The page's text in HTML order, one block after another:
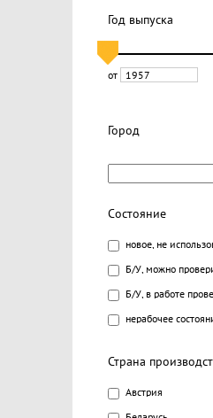
Год выпуска
от
Город
Состояние
новое, не
Б/У, можно
Б/У, в работе
нерабочее
Страна
Австрия